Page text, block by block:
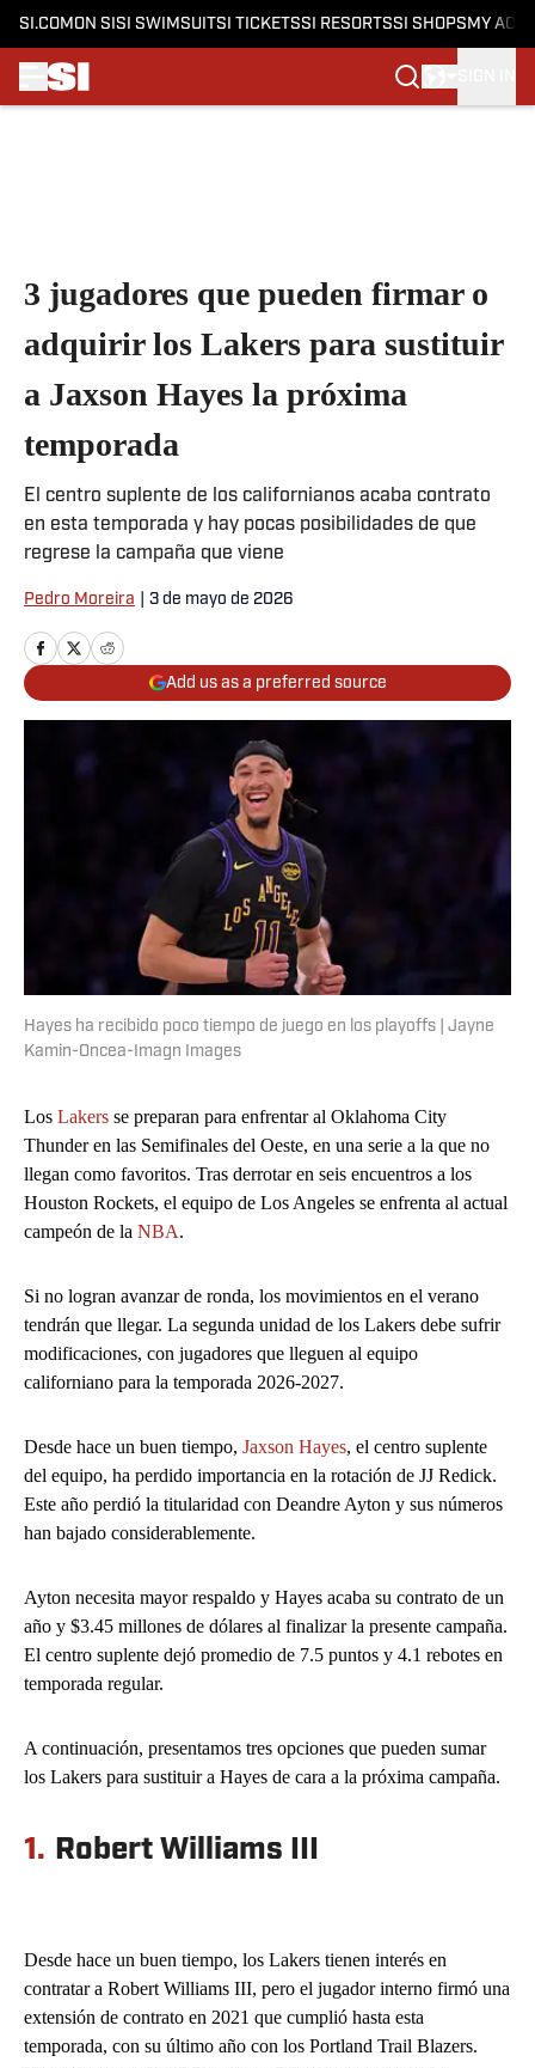
SI.COM ON SI SI SWIMSUITSI TICKETSSI RESORTSSI SHOPS MY
3 jugadores que pueden firmar o
adquirir los Lakers para sustituir
a Jaxson Hayes la próxima
temporada
El centro suplente de los californianos acaba contrato
en esta temporada y hay pocas posibilidades de que
regrese la campaña que viene
Pedro Moreira 3 de mayo de 2026
Add us as a preferred source
Hayes ha recibido poco tiempo de juego en los playoffs | Jayne
Kamin-Oncea-Imagn Images
Los Lakers se preparan para enfrentar al Oklahoma City
Thunder en las Semifinales del Oeste, en una serie a la que no
llegan como favoritos. Tras derrotar en seis encuentros a los
Houston Rockets, el equipo de Los Angeles se enfrenta al actual
campeón de la NBA.
Si no logran avanzar de ronda, los movimientos en el verano
tendrán que llegar. La segunda unidad de los Lakers debe sufrir
modificaciones, con jugadores que lleguen al equipo
californiano para la temporada 2026-2027.
Desde hace un buen tiempo, Jaxson Hayes, el centro suplente
del equipo, ha perdido importancia en la rotación de JJ Redick.
Este año perdió la titularidad con Deandre Ayton y sus números
han bajado considerablemente.
Ayton necesita mayor respaldo y Hayes acaba su contrato de un
año y $3.45 millones de dólares al finalizar la presente campaña.
El centro suplente dejó promedio de 7.5 puntos y 4.1 rebotes en
temporada regular.
A continuación, presentamos tres opciones que pueden sumar
los Lakers para sustituir a Hayes de cara a la próxima campaña.
1. Robert Williams III
Desde hace un buen tiempo, los Lakers tienen interés en
contratar a Robert Williams III, pero el jugador interno firmó una
extensión de contrato en 2021 que cumplió hasta esta
temporada, con su último año con los Portland Trail Blazers.